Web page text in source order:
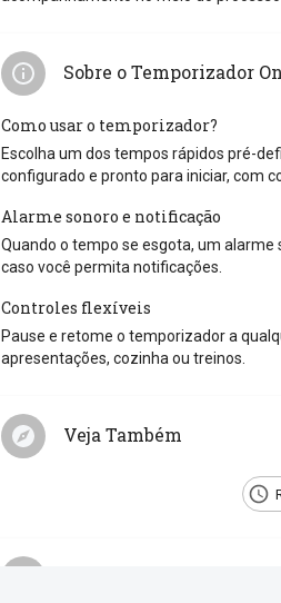
Sobre o Temporizador
Como usar o temporizador?
Escolha um dos tempos rápidos pré-
configurado e pronto para iniciar, com
Alarme sonoro e notificação
Quando o tempo se esgota, um
caso você permita notificações.
Controles flexíveis
Pause e retome o temporizador a
apresentações, cozinha ou treinos.
Veja Também